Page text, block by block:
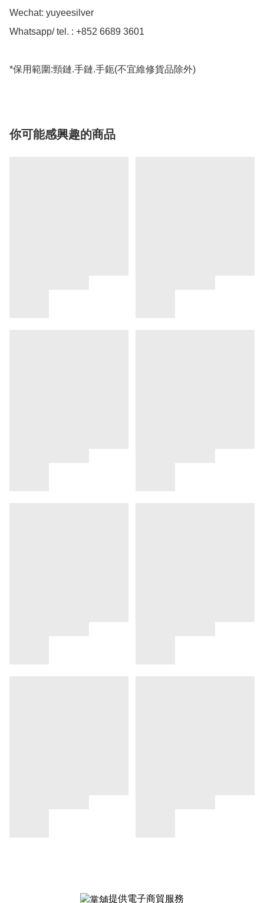
Wechat: yuyeesilver
Whatsapp/ tel. : +852 6689 3601
*保用範圍:頸鏈.手鏈.手鈪(不宜維修貨品除外)
你可能感興趣的商品
提供電子商貿服務